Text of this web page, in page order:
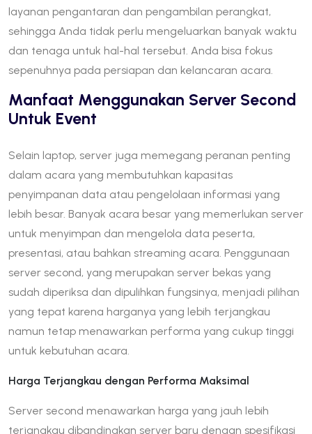
layanan pengantaran dan pengambilan perangkat,
sehingga Anda tidak perlu mengeluarkan banyak waktu
dan tenaga untuk hal-hal tersebut. Anda bisa fokus
sepenuhnya pada persiapan dan kelancaran acara.
Manfaat Menggunakan Server Second
Untuk Event
Selain laptop, server juga memegang peranan penting
dalam acara yang membutuhkan kapasitas
penyimpanan data atau pengelolaan informasi yang
lebih besar. Banyak acara besar yang memerlukan server
untuk menyimpan dan mengelola data peserta,
presentasi, atau bahkan streaming acara. Penggunaan
server second, yang merupakan server bekas yang
sudah diperiksa dan dipulihkan fungsinya, menjadi pilihan
yang tepat karena harganya yang lebih terjangkau
namun tetap menawarkan performa yang cukup tinggi
untuk kebutuhan acara.
Harga Terjangkau dengan Performa Maksimal
Server second menawarkan harga yang jauh lebih
terjangkau dibandingkan server baru dengan spesifikasi